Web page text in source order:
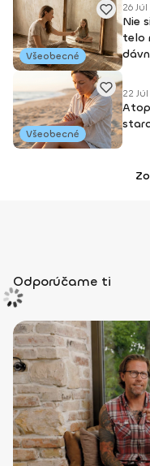
Všeobecné
26
Nie
telo
Všeobecné
22
Odporúčame ti